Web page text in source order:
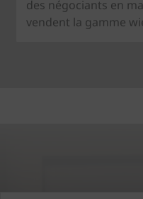
des négociants en
vendent la gamme